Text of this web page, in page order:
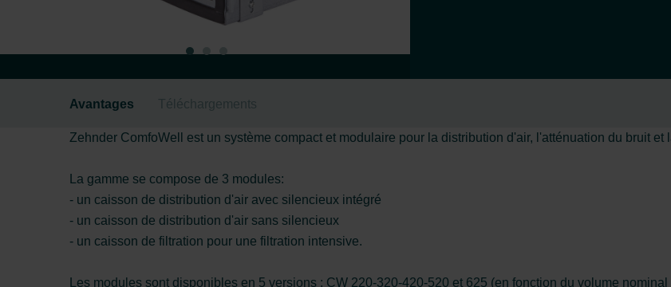
Avantages Téléchargements
Zehnder ComfoWell est un système compact et modulaire pour la distribution d'air, l'atténuation du bruit et
La gamme se compose de 3 modules:
- un caisson de distribution d'air avec silencieux intégré
- un caisson de distribution d'air sans silencieux
- un caisson de filtration pour une filtration intensive.
Les modules sont disponibles en 5 versions : CW 220-320-420-520 et 625 (en fonction du volume